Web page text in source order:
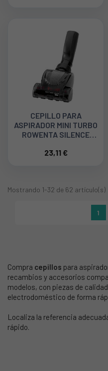
CEPILLO PARA
ASPIRADOR MINI TURBO
ROWENTA SILENCE
23,11 €
Mostrando 1-32 de 62 artículo(s)
1
Compra cepillos para
recambios y accesorios
modelos, con piezas de
electrodoméstico de forma
Localiza la referencia
rápido.